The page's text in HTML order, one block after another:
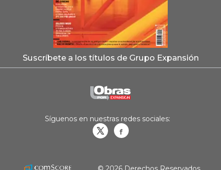
Suscríbete a los títulos de Grupo Expansión
Síguenos en nuestras redes sociales: